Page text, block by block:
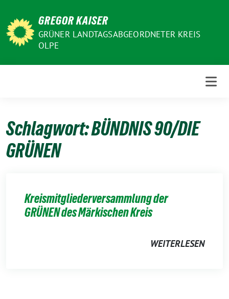
zum
Inhalt
GREGOR KAISER
GRÜNER LANDTAGSABGEORDNETER KREIS
OLPE
Schlagwort:BÜNDNIS 90/DIE
GRÜNEN
Kreismitgliederversammlung der
GRÜNEN des Märkischen Kreis
WEITERLESEN